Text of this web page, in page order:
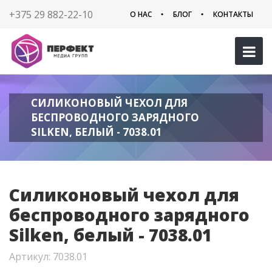
+375 29 882-22-10 О НАС БЛОГ КОНТАКТЫ
СИЛИКОНОВЫЙ ЧЕХОЛ ДЛЯ
БЕСПРОВОДНОГО ЗАРЯДНОГО
SILKEN, БЕЛЫЙ - 7038.01
Силиконовый чехол для
беспроводного зарядного
Silken, белый - 7038.01
Артикул: 7038.01